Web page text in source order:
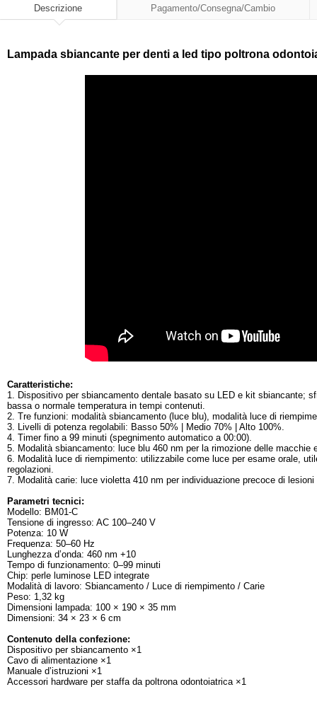
Descrizione Pagamento/Consegna/Cambio
Lampada sbiancante per denti a led tipo poltrona
Caratteristiche:
1. Dispositivo per sbiancamento dentale basato su LED e kit sbiancante;
bassa o normale temperatura in tempi contenuti.
2. Tre funzioni: modalità sbiancamento (luce blu), modalità luce di
3. Livelli di potenza regolabili: Basso 50% | Medio 70% | Alto 100%.
4. Timer fino a 99 minuti (spegnimento automatico a 00:00).
5. Modalità sbiancamento: luce blu 460 nm per la rimozione delle macchie
6. Modalità luce di riempimento: utilizzabile come luce per esame orale,
regolazioni.
7. Modalità carie: luce violetta 410 nm per individuazione precoce di
Parametri tecnici:
Modello: BM01-C
Tensione di ingresso: AC 100–240 V
Potenza: 10 W
Frequenza: 50–60 Hz
Lunghezza d’onda: 460 nm +10
Tempo di funzionamento: 0–99 minuti
Chip: perle luminose LED integrate
Modalità di lavoro: Sbiancamento / Luce di riempimento / Carie
Peso: 1,32 kg
Dimensioni lampada: 100 × 190 × 35 mm
Dimensioni: 34 × 23 × 6 cm
Contenuto della confezione:
Dispositivo per sbiancamento ×1
Cavo di alimentazione ×1
Manuale d’istruzioni ×1
Accessori hardware per staffa da poltrona odontoiatrica ×1